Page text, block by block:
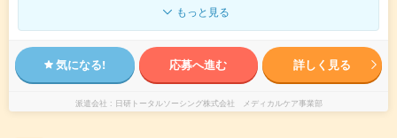
もっと見る
気になる! 応募へ進む 詳しく見る
派遣会社 日研トータルソーシング株式会社 メディカルケア事業部